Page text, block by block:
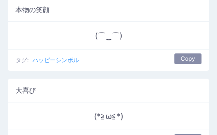
本物の笑顔
(⌒‿⌒)
タグ: ハッピーシンボル Copy
大喜び
(*≧ω≦*)